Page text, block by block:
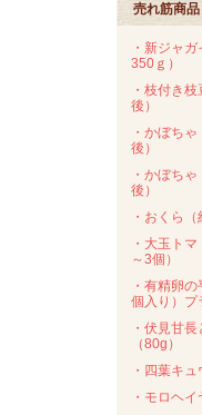
売れ筋商品
・新ジャ
350ｇ）
・枝付き
後）
・かぼち
後）
・かぼち
後）
・おくら（
・大玉ト
～3個）
・有精卵
個入り）プ
・伏見甘
（80g）
・四葉キュ
・モロヘイ